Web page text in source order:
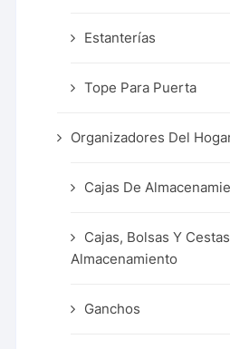
Estanterías
Tope Para Puerta
Organizadores Del
Cajas De
Cajas, Bolsas Y
Almacenamiento
Ganchos